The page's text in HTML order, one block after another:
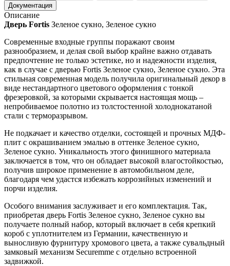
Документация
Описание
Дверь Fortis Зеленое сукно, Зеленое сукно
Современные входные группы поражают своим
разнообразием, и делая свой выбор крайне важно отдавать
предпочтение не только эстетике, но и надежности изделия,
как в случае с дверью Fortis Зеленое сукно, Зеленое сукно. Эта
стильная современная модель получила оригинальный декор в
виде нестандартного цветового оформления с тонкой
фрезеровкой, за которыми скрывается настоящая мощь –
непробиваемое полотно из толстостенной холоднокатаной
стали с терморазрывом.
Не подкачает и качество отделки, состоящей и прочных МДФ-
плит с окрашиванием эмалью в оттенке Зеленое сукно,
Зеленое сукно. Уникальность этого финишного материала
заключается в том, что он обладает высокой влагостойкостью,
получив широкое применение в автомобильном деле,
благодаря чем удастся избежать коррозийных изменений и
порчи изделия.
Особого внимания заслуживает и его комплектация. Так,
приобретая дверь Fortis Зеленое сукно, Зеленое сукно вы
получаете полный набор, который включает в себя крепкий
короб с уплотнителем из Германии, качественную и
выносливую фурнитуру хромового цвета, а также сувальдный
замковый механизм Securemme с отдельно встроенной
задвижкой.